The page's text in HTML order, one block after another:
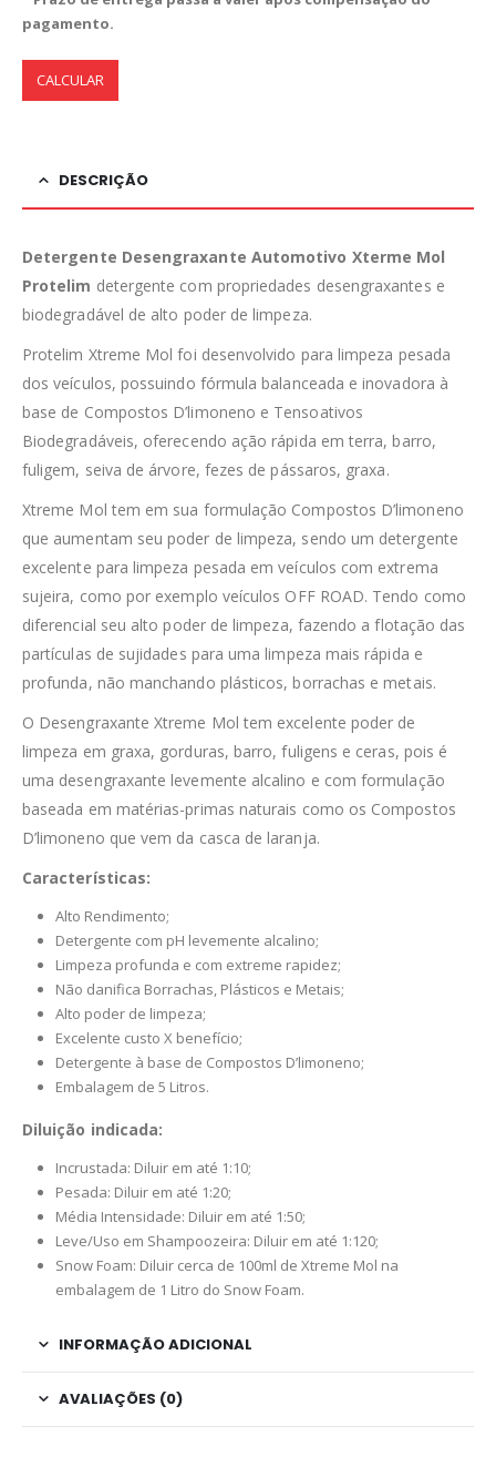
pagamento.
CALCULAR
DESCRIÇÃO
Detergente Desengraxante Automotivo Xterme Mol
Protelim detergente com propriedades desengraxantes e
biodegradável de alto poder de limpeza.
Protelim Xtreme Mol foi desenvolvido para limpeza pesada
dos veículos, possuindo fórmula balanceada e inovadora à
base de Compostos D’limoneno e Tensoativos
Biodegradáveis, oferecendo ação rápida em terra, barro,
fuligem, seiva de árvore, fezes de pássaros, graxa.
Xtreme Mol tem em sua formulação Compostos D’limoneno
que aumentam seu poder de limpeza, sendo um detergente
excelente para limpeza pesada em veículos com extrema
sujeira, como por exemplo veículos OFF ROAD. Tendo como
diferencial seu alto poder de limpeza, fazendo a flotação das
partículas de sujidades para uma limpeza mais rápida e
profunda, não manchando plásticos, borrachas e metais.
O Desengraxante Xtreme Mol tem excelente poder de
limpeza em graxa, gorduras, barro, fuligens e ceras, pois é
uma desengraxante levemente alcalino e com formulação
baseada em matérias-primas naturais como os Compostos
D’limoneno que vem da casca de laranja.
Características:
Alto Rendimento;
Detergente com pH levemente alcalino;
Limpeza profunda e com extreme rapidez;
Não danifica Borrachas, Plásticos e Metais;
Alto poder de limpeza;
Excelente custo X benefício;
Detergente à base de Compostos D’limoneno;
Embalagem de 5 Litros.
Diluição indicada:
Incrustada: Diluir em até 1:10;
Pesada: Diluir em até 1:20;
Média Intensidade: Diluir em até 1:50;
Leve/Uso em Shampoozeira: Diluir em até 1:120;
Snow Foam: Diluir cerca de 100ml de Xtreme Mol na
embalagem de 1 Litro do Snow Foam.
INFORMAÇÃO ADICIONAL
AVALIAÇÕES (0)